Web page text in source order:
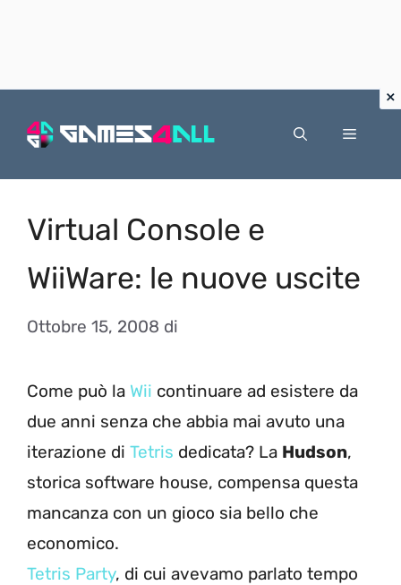
Menu
Virtual Console e
WiiWare: le nuove uscite
Ottobre 15, 2008 di
Come può la Wii continuare ad esistere da
due anni senza che abbia mai avuto una
iterazione di Tetris dedicata? La Hudson,
storica software house, compensa questa
mancanza con un gioco sia bello che
economico.
Tetris Party, di cui avevamo parlato tempo